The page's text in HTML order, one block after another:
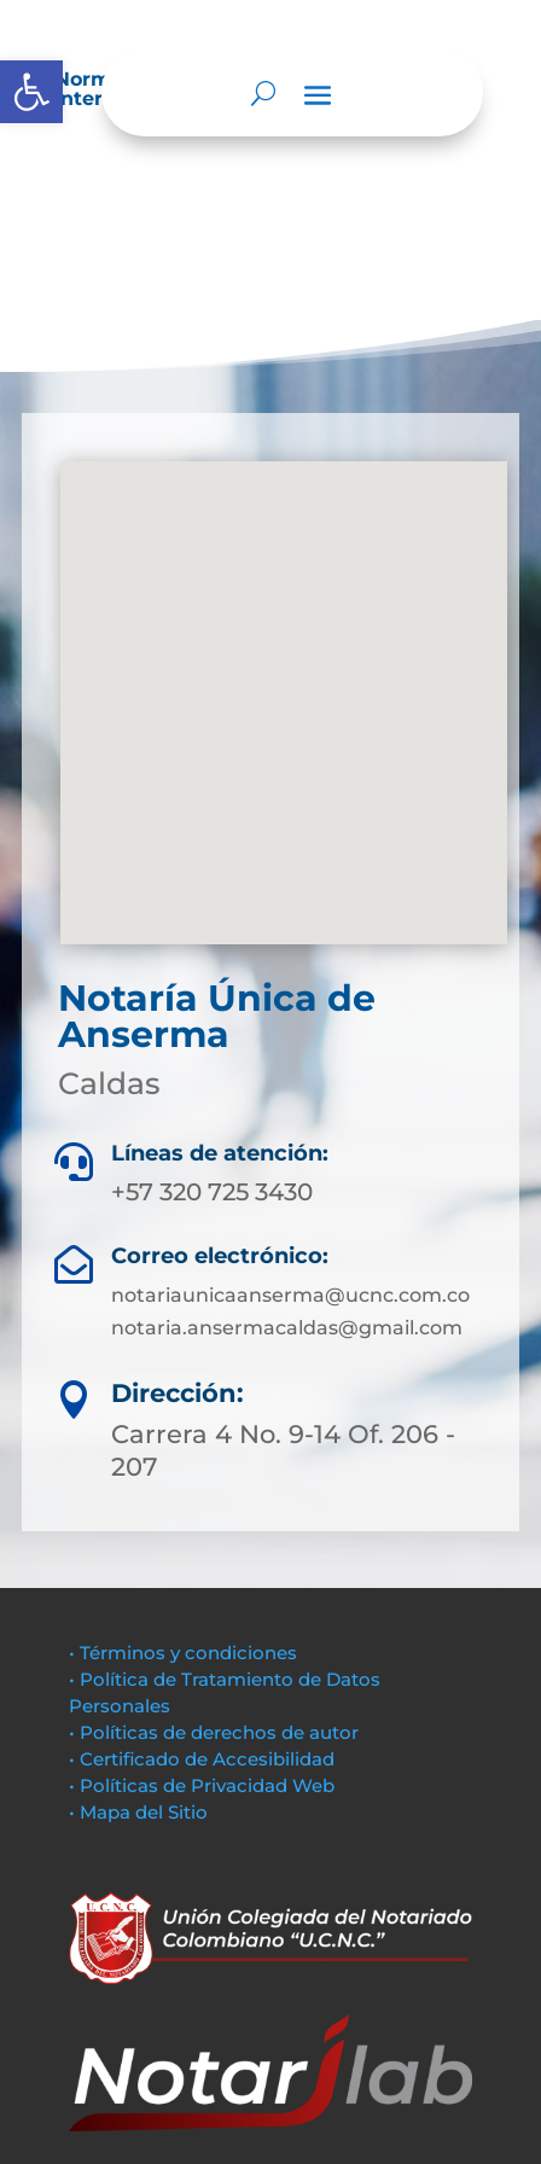
Abrir barra de herramientas
Normatividad especial que les aplique de
interés.
Notaría Única de
Anserma
Caldas
 Líneas de atención:
+57 320 725 3430
 Correo electrónico:
notariaunicaanserma@ucnc.com.co
notaria.ansermacaldas@gmail.com

Dirección:
Carrera 4 No. 9-14 Of. 206 -
207
• Términos y condiciones
• Política de Tratamiento de Datos
Personales
• Políticas de derechos de autor
• Certificado de Accesibilidad
• Políticas de Privacidad Web
• Mapa del Sitio